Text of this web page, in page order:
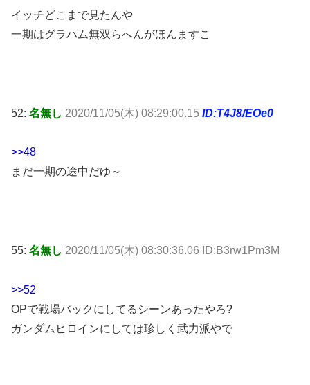
イッチどこまで見たんや
一期はグラハム無双らへんがほんますこ
52: 名無し 2020/11/05(木) 08:29:00.15 ID:T4J8/EOe0
>>48
まだ一期の途中だゆ～
55: 名無し 2020/11/05(木) 08:30:36.06 ID:B3rw1Pm3M
>>52
OPで戦場バックにしてるシーンあったやろ?
ガンダムヒロインにしては珍しく武力派やで